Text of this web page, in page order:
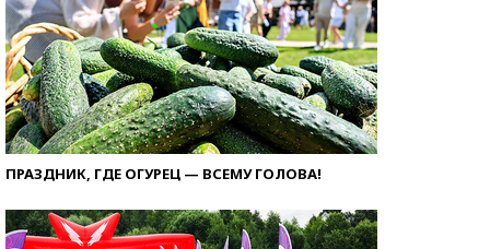
ПРАЗДНИК, ГДЕ ОГУРЕЦ — ВСЕМУ ГОЛОВА!